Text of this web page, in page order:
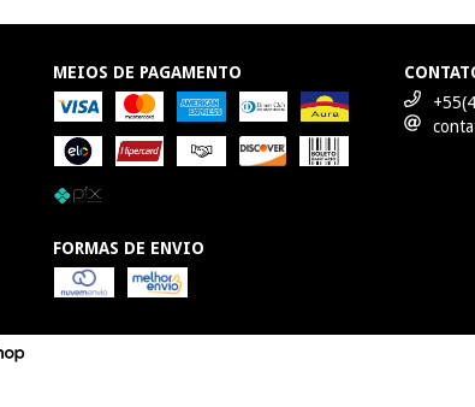
MEIOS DE PAGAMENTO
FORMAS DE ENVIO